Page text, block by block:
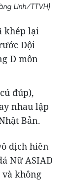
Linh/TTVH)
khép lại
Đội
D môn
đúp),
nhau lập
Bản.
địch hiên
Nữ ASIAD
không